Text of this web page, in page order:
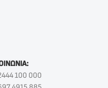
100 000